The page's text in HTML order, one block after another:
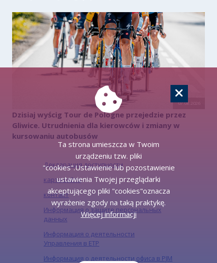
07.08.2026
Dzisiaj wyścig Tour de Pologne przejedzie przez
Gliwice. Utrudnienia dla kierowców i zmiany w
kursowaniu autobusów
Декларация доступности
карта сайта
контакт
Информация о защите персональных
данных
Информация о деятельности
Управления в ЕТР
Информация о деятельности офиса в PJM
Ta strona umieszcza w Twoim
urządzeniu tzw. pliki
"cookies".Ustawienie lub pozostawienie
ustawienia Twojej przeglądarki
akceptującego pliki "cookies"oznacza
wyrażenie zgody na taką praktykę.
Więcej informacji